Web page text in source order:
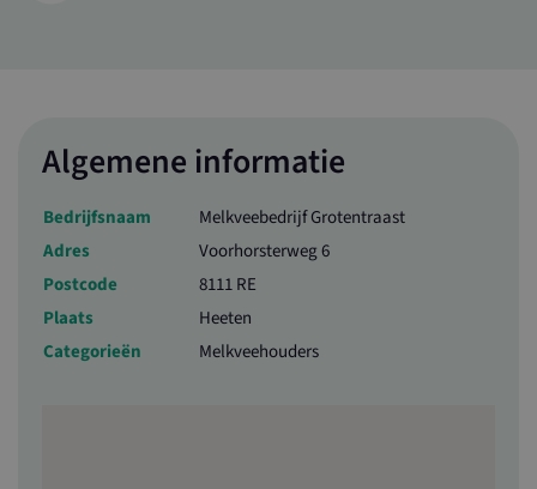
Algemene informatie
Bedrijfsnaam
Melkveebedrijf Grotentraast
Adres
Voorhorsterweg 6
Postcode
8111 RE
Plaats
Heeten
Categorieën
Melkveehouders